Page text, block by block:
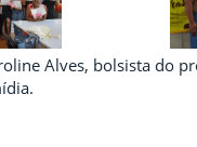
Alves, bolsista do